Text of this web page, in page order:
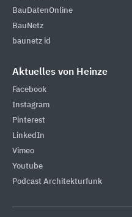
BauDatenOnline
BauNetz
baunetz id
Aktuelles von Heinze
Facebook
Instagram
Pinterest
LinkedIn
Vimeo
Youtube
Podcast Architekturfunk